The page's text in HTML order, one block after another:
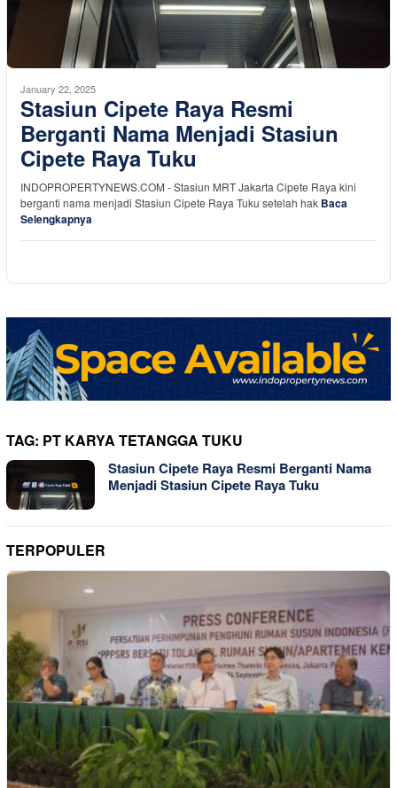
January 22, 2025
Stasiun Cipete Raya Resmi
Berganti Nama Menjadi Stasiun
Cipete Raya Tuku
INDOPROPERTYNEWS.COM - Stasiun MRT Jakarta Cipete Raya kini
berganti nama menjadi Stasiun Cipete Raya Tuku setelah hak Baca
Selengkapnya
TAG: PT KARYA TETANGGA TUKU
Stasiun Cipete Raya Resmi Berganti Nama
Menjadi Stasiun Cipete Raya Tuku
TERPOPULER